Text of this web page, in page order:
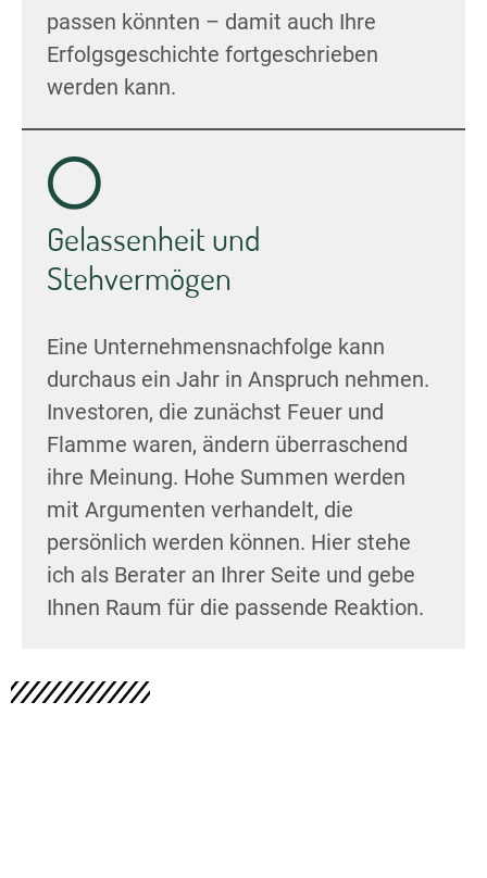
passen könnten – damit auch Ihre
Erfolgsgeschichte fortgeschrieben
werden kann.
Gelassenheit und
Stehvermögen
Eine Unternehmensnachfolge kann
durchaus ein Jahr in Anspruch nehmen.
Investoren, die zunächst Feuer und
Flamme waren, ändern überraschend
ihre Meinung. Hohe Summen werden
mit Argumenten verhandelt, die
persönlich werden können. Hier stehe
ich als Berater an Ihrer Seite und gebe
Ihnen Raum für die passende Reaktion.